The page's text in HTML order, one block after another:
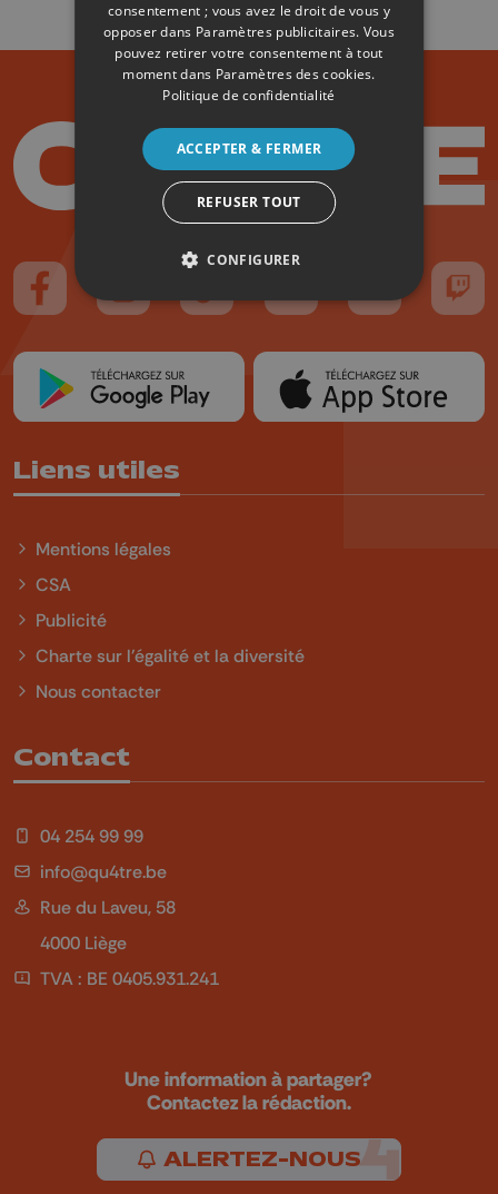
Suivez-nous sur FaceBook
Suivez-nous sur Instagram
Suivez-nous sur TikTok
Suivez-nous sur YouTube
Suivez-nous
Liens utiles
Mentions légales
CSA
Publicité
Charte sur l'égalité et la diversité
Nous contacter
Contact
04 254 99 99
info@qu4tre.be
Rue du Laveu, 58
4000 Liège
TVA : BE 0405.931.241
Une information à partager?
Contactez la rédaction.
ALERTEZ-NOUS
consentement ; vous avez le droit de vous y
opposer dans Paramètres publicitaires. Vous
pouvez retirer votre consentement à tout
moment dans Paramètres des cookies.
Politique de confidentialité
ACCEPTER & FERMER
REFUSER TOUT
CONFIGURER